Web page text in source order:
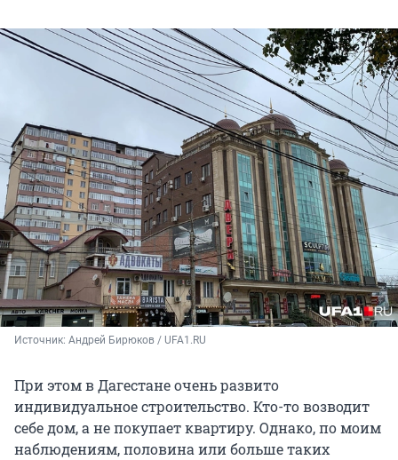
Источник: Андрей Бирюков / UFA1.RU
При этом в Дагестане очень развито
индивидуальное строительство. Кто-то возводит
себе дом, а не покупает квартиру. Однако, по моим
наблюдениям, половина или больше таких